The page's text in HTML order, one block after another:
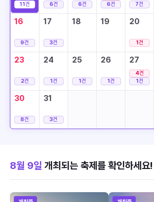
11건 6건 6건
6건 7건
16
9건
17
3건
18 19 20
1건
23
2건
24
1건
25
1건
26
1건
27
4건
1건
30
8건
31
3건
8월 9일 개최되는 축제를 확인하세요!